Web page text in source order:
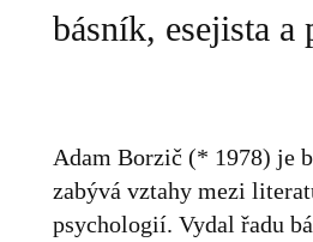
básník, esejista a
Adam Borzič (* 1978) je
zabývá vztahy mezi
psychologií. Vydal řadu